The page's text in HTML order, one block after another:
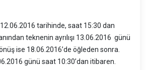
tarihinde, saat 15:30 dan
teknenin ayrılışı 13.06.2016 günü
ise 18.06.2016’de öğleden sonra.
günü saat 10:30’dan itibaren.